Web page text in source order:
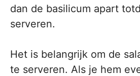
dan de basilicum apart
serveren.
Het is belangrijk om de
te serveren. Als je hem